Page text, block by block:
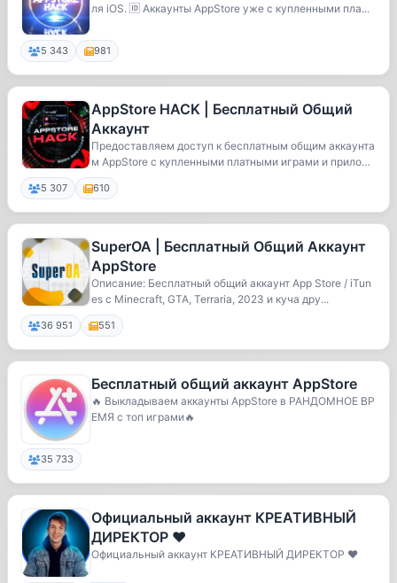
ля iOS. 🆔 Аккаунты AppStore уже с купленными пла...
5 343 981
AppStore HACK | Бесплатный Общий
Аккаунт
Предоставляем доступ к бесплатным общим аккаунта
м AppStore с купленными платными играми и прилож
е...
5 307 610
SuperOA | Бесплатный Общий Аккаунт
AppStore
Описание: Бесплатный общий аккаунт App Store / iTun
es с Minecraft, GTA, Terraria, 2023 и куча дру...
36 951 551
Бесплатный общий аккаунт AppStore
🔥 Выкладываем аккаунты AppStore в РАНДОМНОЕ ВР
ЕМЯ с топ играми🔥
35 733
Официальный аккаунт КРЕАТИВНЫЙ
ДИРЕКТОР ❤️
Официальный аккаунт КРЕАТИВНЫЙ ДИРЕКТОР ❤️